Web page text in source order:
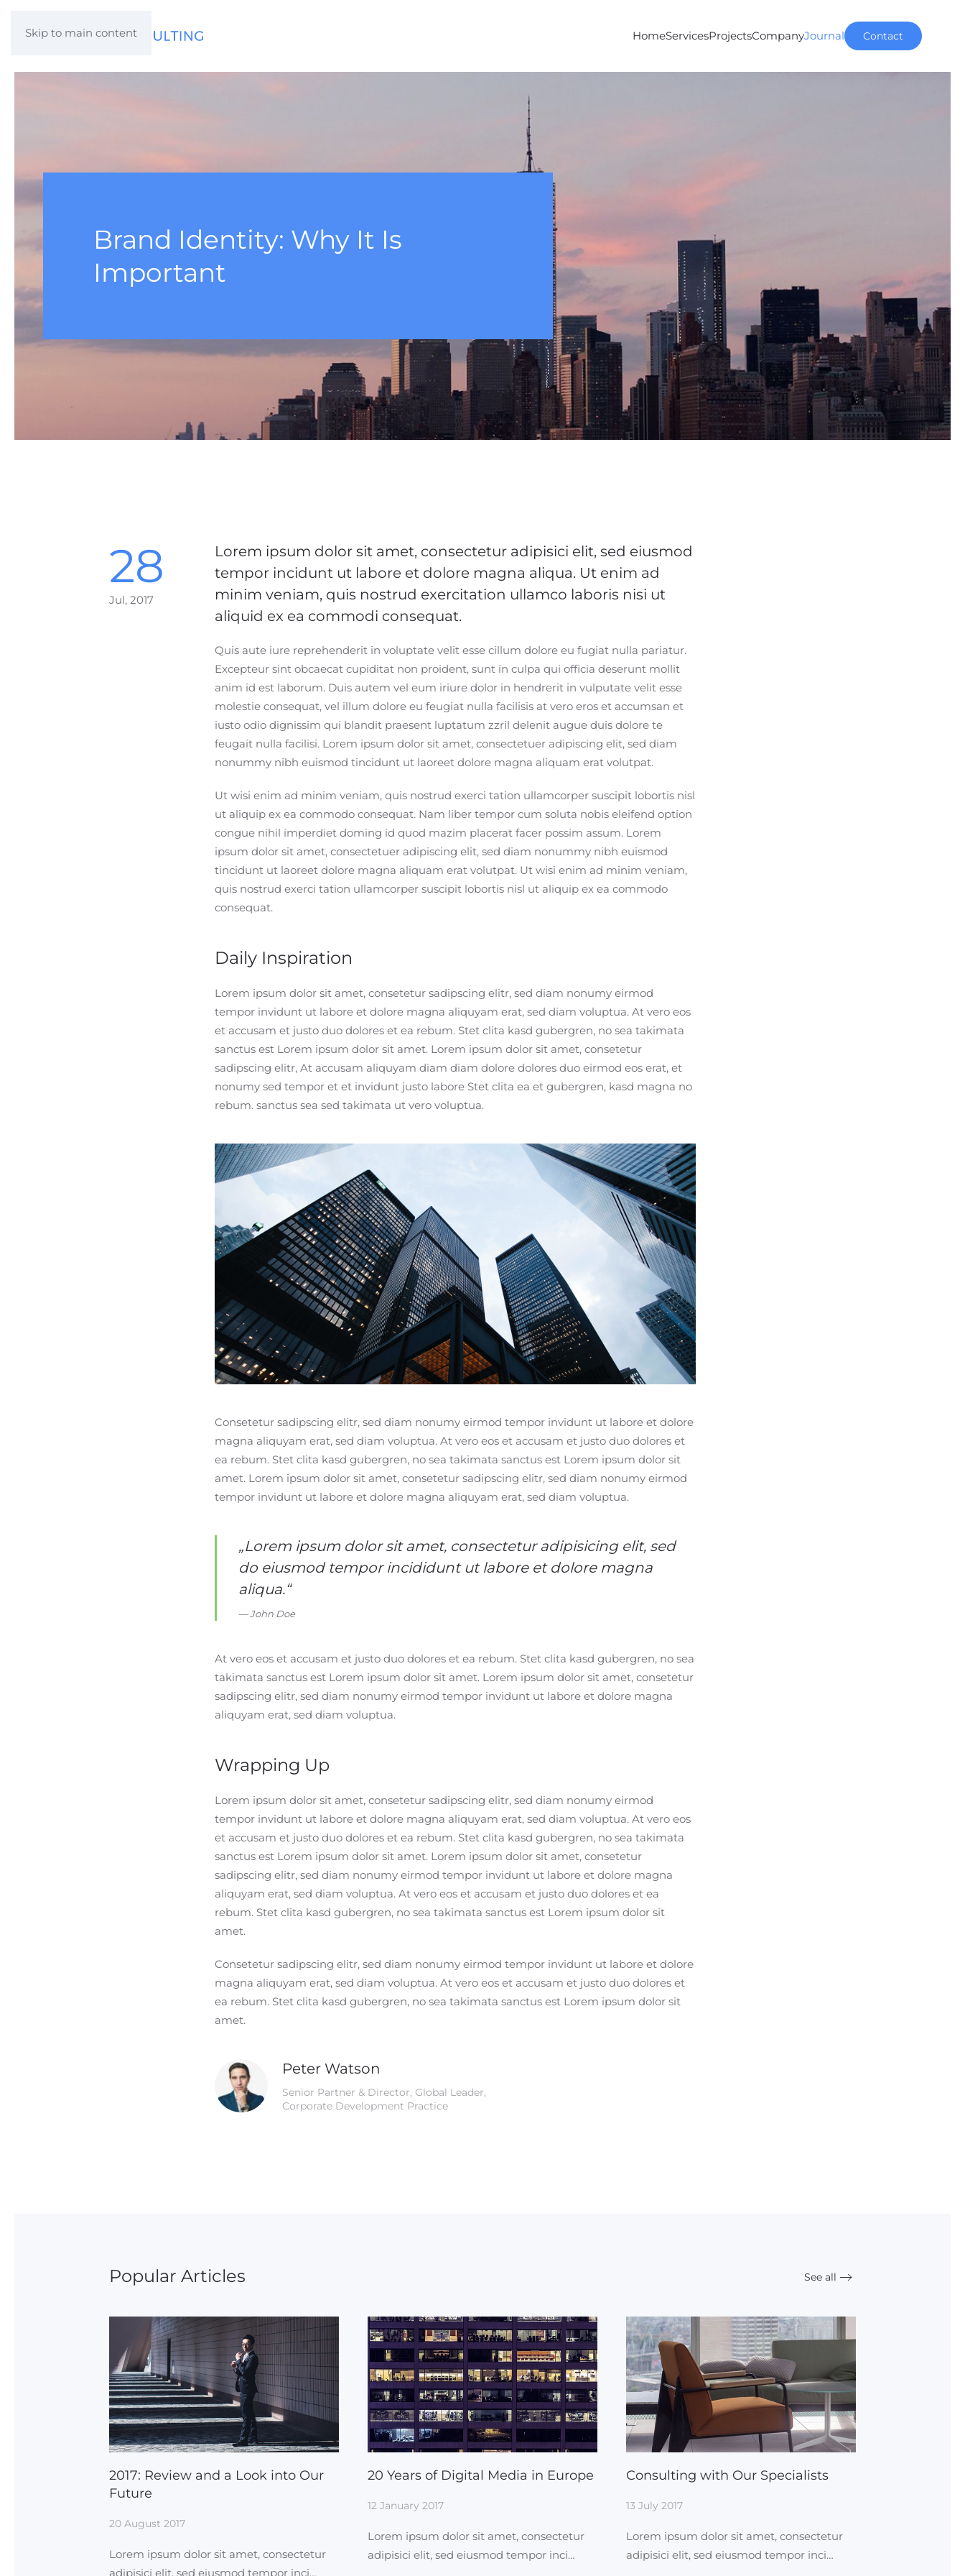
Skip to main content HomeServicesProjectsCompanyJournal Contact
Brand Identity: Why It Is
Important
28
Jul, 2017
Lorem ipsum dolor sit amet, consectetur adipisici elit, sed eiusmod
tempor incidunt ut labore et dolore magna aliqua. Ut enim ad
minim veniam, quis nostrud exercitation ullamco laboris nisi ut
aliquid ex ea commodi consequat.
Quis aute iure reprehenderit in voluptate velit esse cillum dolore eu fugiat nulla pariatur.
Excepteur sint obcaecat cupiditat non proident, sunt in culpa qui officia deserunt mollit
anim id est laborum. Duis autem vel eum iriure dolor in hendrerit in vulputate velit esse
molestie consequat, vel illum dolore eu feugiat nulla facilisis at vero eros et accumsan et
iusto odio dignissim qui blandit praesent luptatum zzril delenit augue duis dolore te
feugait nulla facilisi. Lorem ipsum dolor sit amet, consectetuer adipiscing elit, sed diam
nonummy nibh euismod tincidunt ut laoreet dolore magna aliquam erat volutpat.
Ut wisi enim ad minim veniam, quis nostrud exerci tation ullamcorper suscipit lobortis nisl
ut aliquip ex ea commodo consequat. Nam liber tempor cum soluta nobis eleifend option
congue nihil imperdiet doming id quod mazim placerat facer possim assum. Lorem
ipsum dolor sit amet, consectetuer adipiscing elit, sed diam nonummy nibh euismod
tincidunt ut laoreet dolore magna aliquam erat volutpat. Ut wisi enim ad minim veniam,
quis nostrud exerci tation ullamcorper suscipit lobortis nisl ut aliquip ex ea commodo
consequat.
Daily Inspiration
Lorem ipsum dolor sit amet, consetetur sadipscing elitr, sed diam nonumy eirmod
tempor invidunt ut labore et dolore magna aliquyam erat, sed diam voluptua. At vero eos
et accusam et justo duo dolores et ea rebum. Stet clita kasd gubergren, no sea takimata
sanctus est Lorem ipsum dolor sit amet. Lorem ipsum dolor sit amet, consetetur
sadipscing elitr, At accusam aliquyam diam diam dolore dolores duo eirmod eos erat, et
nonumy sed tempor et et invidunt justo labore Stet clita ea et gubergren, kasd magna no
rebum. sanctus sea sed takimata ut vero voluptua.
Consetetur sadipscing elitr, sed diam nonumy eirmod tempor invidunt ut labore et dolore
magna aliquyam erat, sed diam voluptua. At vero eos et accusam et justo duo dolores et
ea rebum. Stet clita kasd gubergren, no sea takimata sanctus est Lorem ipsum dolor sit
amet. Lorem ipsum dolor sit amet, consetetur sadipscing elitr, sed diam nonumy eirmod
tempor invidunt ut labore et dolore magna aliquyam erat, sed diam voluptua.
„Lorem ipsum dolor sit amet, consectetur adipisicing elit, sed
do eiusmod tempor incididunt ut labore et dolore magna
aliqua.“
John Doe
At vero eos et accusam et justo duo dolores et ea rebum. Stet clita kasd gubergren, no sea
takimata sanctus est Lorem ipsum dolor sit amet. Lorem ipsum dolor sit amet, consetetur
sadipscing elitr, sed diam nonumy eirmod tempor invidunt ut labore et dolore magna
aliquyam erat, sed diam voluptua.
Wrapping Up
Lorem ipsum dolor sit amet, consetetur sadipscing elitr, sed diam nonumy eirmod
tempor invidunt ut labore et dolore magna aliquyam erat, sed diam voluptua. At vero eos
et accusam et justo duo dolores et ea rebum. Stet clita kasd gubergren, no sea takimata
sanctus est Lorem ipsum dolor sit amet. Lorem ipsum dolor sit amet, consetetur
sadipscing elitr, sed diam nonumy eirmod tempor invidunt ut labore et dolore magna
aliquyam erat, sed diam voluptua. At vero eos et accusam et justo duo dolores et ea
rebum. Stet clita kasd gubergren, no sea takimata sanctus est Lorem ipsum dolor sit
amet.
Consetetur sadipscing elitr, sed diam nonumy eirmod tempor invidunt ut labore et dolore
magna aliquyam erat, sed diam voluptua. At vero eos et accusam et justo duo dolores et
ea rebum. Stet clita kasd gubergren, no sea takimata sanctus est Lorem ipsum dolor sit
amet.
Peter Watson
Senior Partner & Director, Global Leader,
Corporate Development Practice
Popular Articles See all
2017: Review and a Look into Our
Future
20 August 2017
Lorem ipsum dolor sit amet, consectetur
adipisici elit, sed eiusmod tempor inci…
20 Years of Digital Media in Europe
12 January 2017
Lorem ipsum dolor sit amet, consectetur
adipisici elit, sed eiusmod tempor inci…
Consulting with Our Specialists
13 July 2017
Lorem ipsum dolor sit amet, consectetur
adipisici elit, sed eiusmod tempor inci…